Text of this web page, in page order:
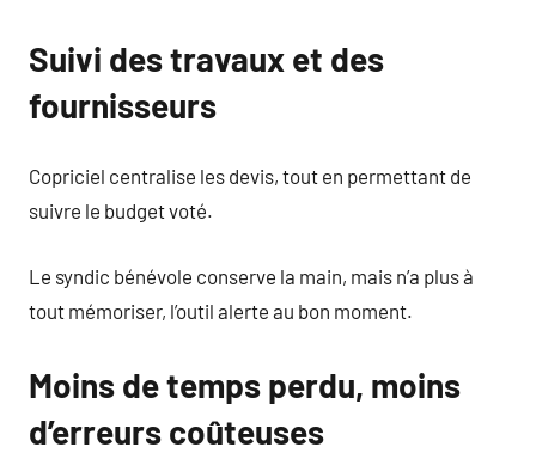
Suivi des travaux et des
fournisseurs
Copriciel centralise les devis, tout en permettant de
suivre le budget voté.
Le syndic bénévole conserve la main, mais n’a plus à
tout mémoriser, l’outil alerte au bon moment.
Moins de temps perdu, moins
d’erreurs coûteuses